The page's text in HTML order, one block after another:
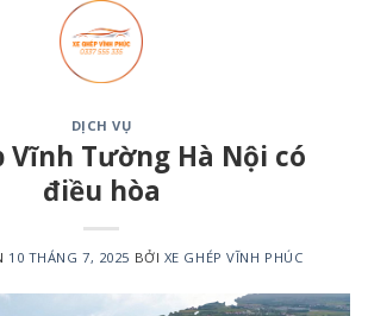
DỊCH VỤ
Vĩnh Tường Hà Nội có
điều hòa
10 THÁNG 7, 2025 BỞI XE GHÉP VĨNH PHÚC